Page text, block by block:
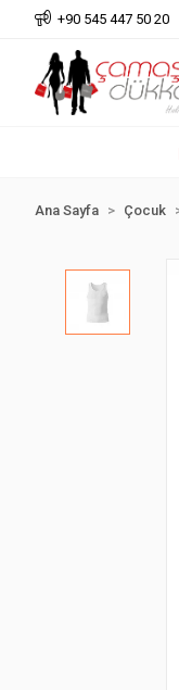
+90 545 447 50 20
Ana Sayfa Çocuk